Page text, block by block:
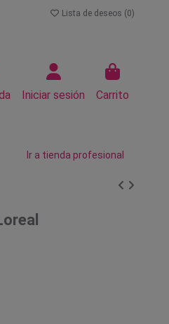
Lista de deseos (0)
Iniciar sesión Carrito
Ir a tienda profesional